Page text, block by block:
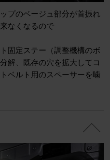
プのベージュ部分が首振れ
なくなるので
固定ステー（調整機構のボ
解、既存の穴を拡大してコ
ベルト用のスペーサーを噛